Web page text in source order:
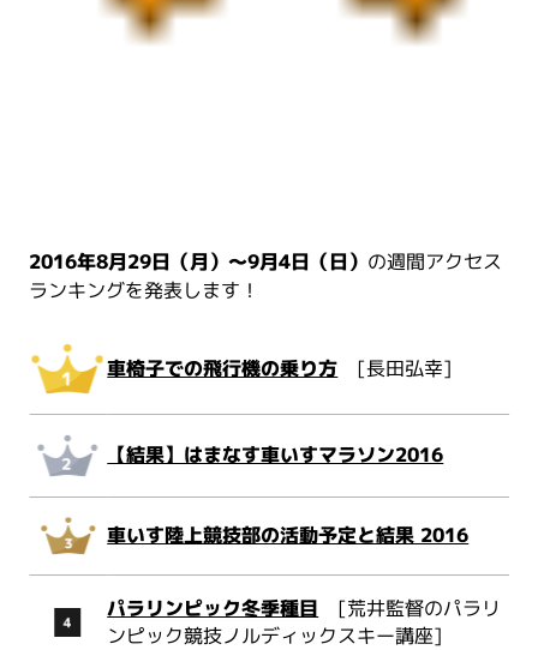
2016年8月29日（月）～9月4日（日） の週間アクセス
ランキングを発表します！
車椅子での飛行機の乗り方 [長田弘幸]
【結果】はまなす車いすマラソン2016
車いす陸上競技部の活動予定と結果 2016
パラリンピック冬季種目 [荒井監督のパラリ
ンピック競技ノルディックスキー講座]